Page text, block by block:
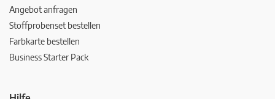
Angebot anfragen
Stoffprobenset bestellen
Farbkarte bestellen
Business Starter Pack